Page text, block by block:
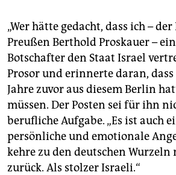
„Wer hätte gedacht, dass ich –
Preußen Berthold Proskauer –
Botschafter den Staat Israel
Prosor und erinnerte daran,
Jahre zuvor aus diesem Berlin
müssen. Der Posten sei für ihn
berufliche Aufgabe. „Es ist auch
persönliche und emotionale
kehre zu den deutschen
zurück. Als stolzer Israeli.“